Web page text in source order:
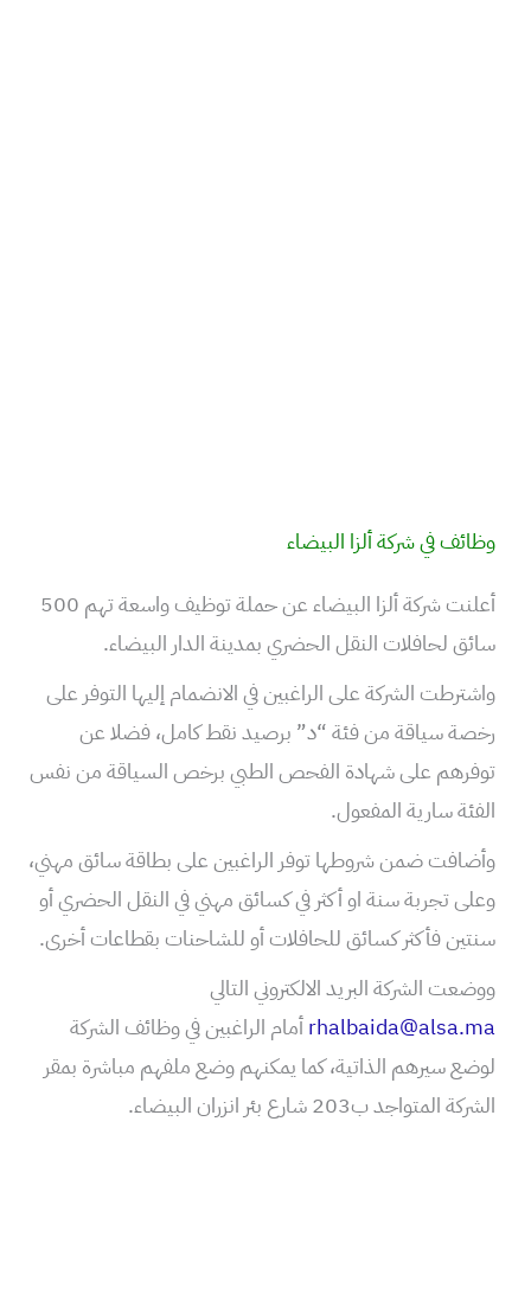
وظائف في شركة ألزا البيضاء
أعلنت شركة ألزا البيضاء عن حملة توظيف واسعة تهم 500
سائق لحافلات النقل الحضري بمدينة الدار البيضاء.
واشترطت الشركة على الراغبين في الانضمام إليها التوفر على
رخصة سياقة من فئة “د” برصيد نقط كامل، فضلا عن
توفرهم على شهادة الفحص الطبي برخص السياقة من نفس
الفئة سارية المفعول.
وأضافت ضمن شروطها توفر الراغبين على بطاقة سائق مهني،
وعلى تجربة سنة او أكثر في كسائق مهني في النقل الحضري أو
سنتين فأكثر كسائق للحافلات أو للشاحنات بقطاعات أخرى.
ووضعت الشركة البريد الالكتروني التالي
rhalbaida@alsa.maأمام الراغبين في وظائف الشركة
لوضع سيرهم الذاتية، كما يمكنهم وضع ملفهم مباشرة بمقر
الشركة المتواجد ب203 شارع بئر انزران البيضاء.